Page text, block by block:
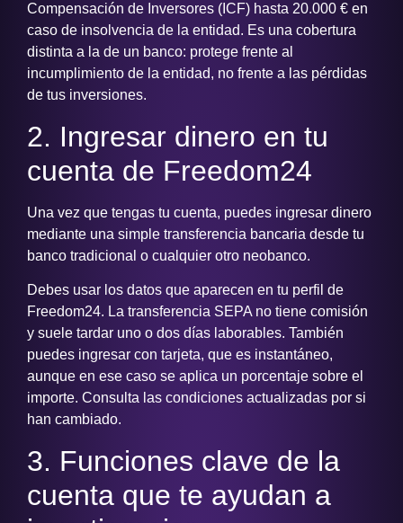
Compensación de Inversores (ICF) hasta 20.000 € en
caso de insolvencia de la entidad. Es una cobertura
distinta a la de un banco: protege frente al
incumplimiento de la entidad, no frente a las pérdidas
de tus inversiones.
2. Ingresar dinero en tu
cuenta de Freedom24
Una vez que tengas tu cuenta, puedes ingresar dinero
mediante una simple transferencia bancaria desde tu
banco tradicional o cualquier otro neobanco.
Debes usar los datos que aparecen en tu perfil de
Freedom24. La transferencia SEPA no tiene comisión
y suele tardar uno o dos días laborables. También
puedes ingresar con tarjeta, que es instantáneo,
aunque en ese caso se aplica un porcentaje sobre el
importe. Consulta las condiciones actualizadas por si
han cambiado.
3. Funciones clave de la
cuenta que te ayudan a